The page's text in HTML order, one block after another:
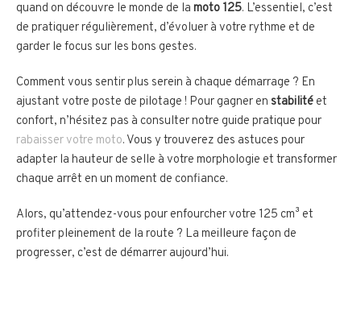
quand on découvre le monde de la moto 125. L’essentiel, c’est
de pratiquer régulièrement, d’évoluer à votre rythme et de
garder le focus sur les bons gestes.
Comment vous sentir plus serein à chaque démarrage ? En
ajustant votre poste de pilotage ! Pour gagner en stabilité et
confort, n’hésitez pas à consulter notre guide pratique pour
rabaisser votre moto. Vous y trouverez des astuces pour
adapter la hauteur de selle à votre morphologie et transformer
chaque arrêt en un moment de confiance.
Alors, qu’attendez-vous pour enfourcher votre 125 cm³ et
profiter pleinement de la route ? La meilleure façon de
progresser, c’est de démarrer aujourd’hui.